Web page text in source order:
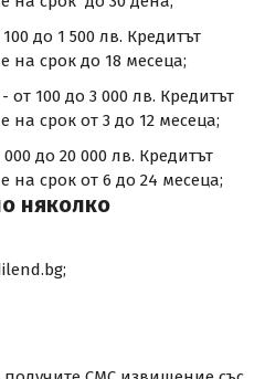
до 1 500 лв. Кредитът
на срок до 18 месеца;
от 100 до 3 000 лв. Кредитът
срок от 3 до 12 месеца;
до 20 000 лв. Кредитът
срок от 6 до 24 месеца;
няколко